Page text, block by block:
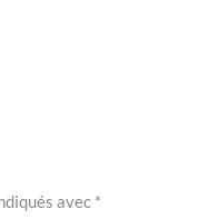
avec *